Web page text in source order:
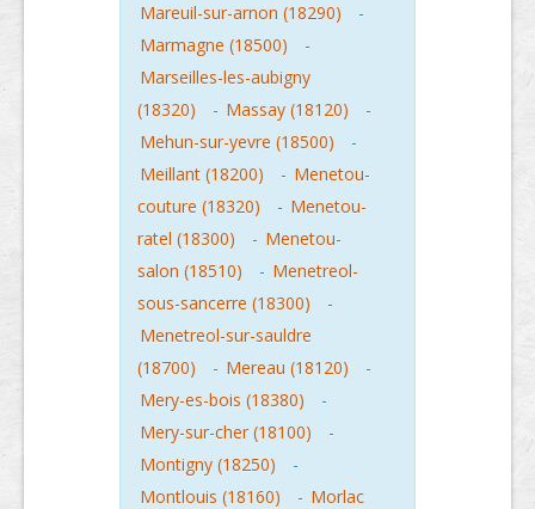
Mareuil-sur-arnon (18290)
-
Marmagne (18500)
-
Marseilles-les-aubigny
(18320)
- Massay (18120)
-
Mehun-sur-yevre (18500)
-
Meillant (18200)
- Menetou-
couture (18320)
- Menetou-
ratel (18300)
- Menetou-
salon (18510)
- Menetreol-
sous-sancerre (18300)
-
Menetreol-sur-sauldre
(18700)
- Mereau (18120)
-
Mery-es-bois (18380)
-
Mery-sur-cher (18100)
-
Montigny (18250)
-
Montlouis (18160)
- Morlac